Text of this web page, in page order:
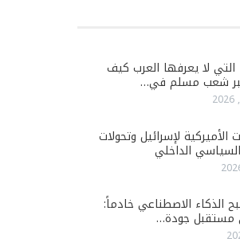
التي لا يعرفها العرب كيف
شعب مسلم في…
الأميركية لإسرائيل وتحولات
الداخلي
الذكاء الاصطناعي خادماً:
مستقبل جودة…